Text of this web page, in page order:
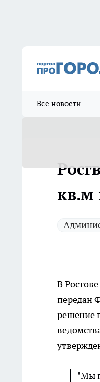
Все новости
кв.м
В
передан
решение
"Мы